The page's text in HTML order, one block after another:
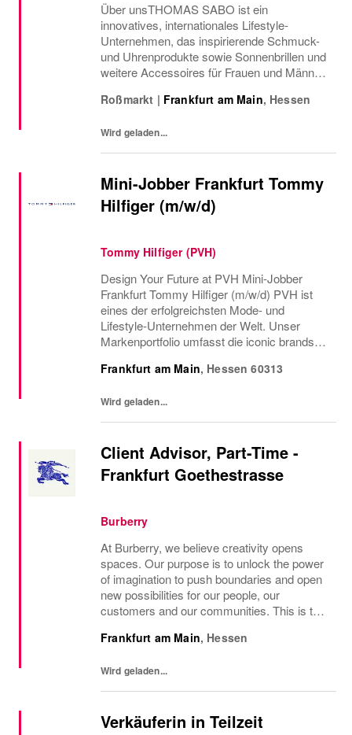
Über unsTHOMAS SABO ist ein
innovatives, internationales Lifestyle-
Unternehmen, das inspirierende Schmuck-
und Uhrenprodukte sowie Sonnenbrillen und
weitere Accessoires für Frauen und Männer
die Faszination für ausdrucksstarkes
Roßmarkt | Frankfurt am Main, Hessen
Wird geladen...
Mini-Jobber Frankfurt Tommy
Hilfiger (m/w/d)
Tommy Hilfiger (PVH)
Design Your Future at PVH Mini-Jobber
Frankfurt Tommy Hilfiger (m/w/d) PVH ist
eines der erfolgreichsten Mode- und
Lifestyle-Unternehmen der Welt. Unser
Markenportfolio umfasst die iconic brands
mehr als 30....
Frankfurt am Main, Hessen 60313
Wird geladen...
Client Advisor, Part-Time -
Frankfurt Goethestrasse
Burberry
At Burberry, we believe creativity opens
spaces. Our purpose is to unlock the power
of imagination to push boundaries and open
new possibilities for our people, our
customers and our communities. This is the
was founded in 1856 and is central to how...
Frankfurt am Main, Hessen
Wird geladen...
Verkäuferin in Teilzeit